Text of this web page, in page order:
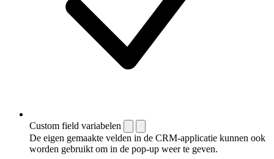
Custom field variabelen
De eigen gemaakte velden in de CRM-applicatie kunnen ook
worden gebruikt om in de pop-up weer te geven.